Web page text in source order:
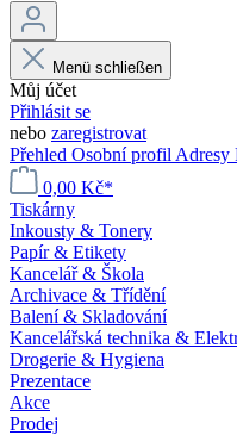
Menü schließen
Můj účet
Přihlásit se
nebo zaregistrovat
Přehled Osobní profil Adresy
0,00 Kč*
Tiskárny
Inkousty & Tonery
Papír & Etikety
Kancelář & Škola
Archivace & Třídění
Balení & Skladování
Kancelářská technika &
Drogerie & Hygiena
Prezentace
Akce
Prodej